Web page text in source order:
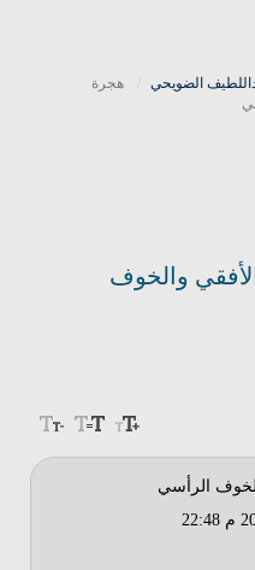
الضويحي
هجرة
والخوف
الرأسي